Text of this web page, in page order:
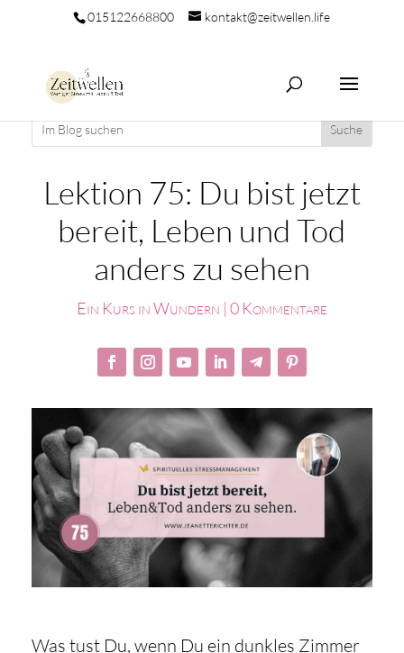
015122668800 kontakt@zeitwellen.life
Lektion 75: Du bist jetzt
bereit, Leben und Tod
anders zu sehen
Ein Kurs in Wundern | 0 Kommentare
Was tust Du, wenn Du ein dunkles Zimmer